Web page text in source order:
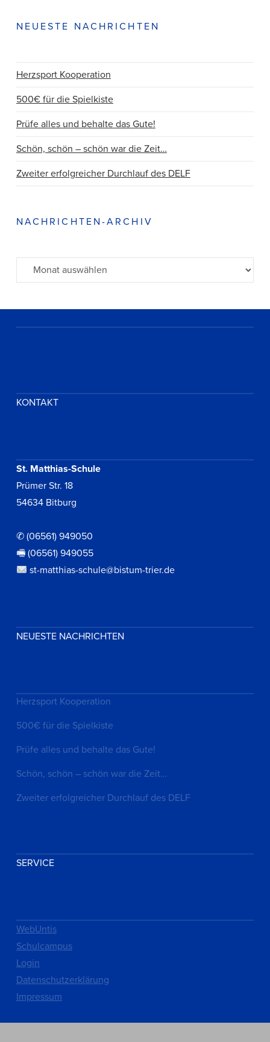
NEUESTE NACHRICHTEN
Herzsport Kooperation
500€ für die Spielkiste
Prüfe alles und behalte das Gute!
Schön, schön – schön war die Zeit…
Zweiter erfolgreicher Durchlauf des DELF
NACHRICHTEN-ARCHIV
Archiv
KONTAKT
St. Matthias-Schule
Prümer Str. 18
54634 Bitburg
✆ (06561) 949050
🖷 (06561) 949055
st-matthias-schule@bistum-trier.de
NEUESTE NACHRICHTEN
Herzsport Kooperation
500€ für die Spielkiste
Prüfe alles und behalte das Gute!
Schön, schön – schön war die Zeit…
Zweiter erfolgreicher Durchlauf des DELF
SERVICE
WebUntis
Schulcampus
Login
Datenschutzerklärung
Impressum